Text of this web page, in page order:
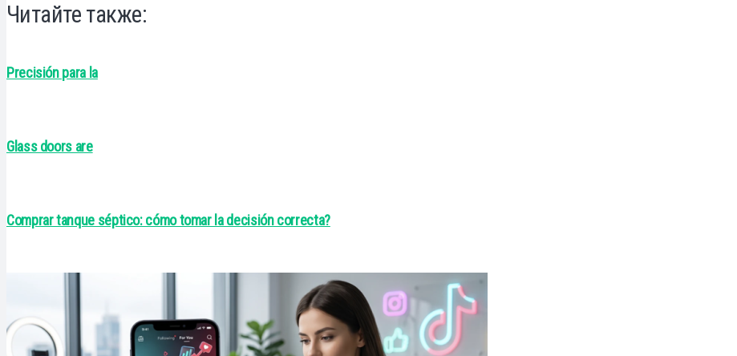
Читайте также:
Precisión para la
Glass doors are
Comprar tanque séptico: cómo tomar la decisión correcta?